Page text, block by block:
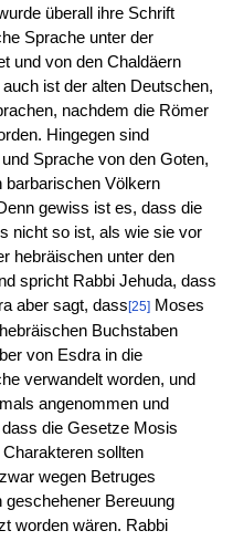
überall ihre Schrift
Sprache unter der
und von den Chaldäern
ist der alten Deutschen,
nachdem die Römer
Hingegen sind
Sprache von den Goten,
barbarischen Völkern
gewiss ist es, dass die
nicht so ist, als wie sie vor
hebräischen unter den
spricht Rabbi Jehuda, dass
aber sagt, dass[25]Moses
Buchstaben
von Esdra in die
verwandelt worden, und
angenommen und
die Gesetze Mosis
sollten
wegen Betruges
geschehener Bereuung
worden wären. Rabbi